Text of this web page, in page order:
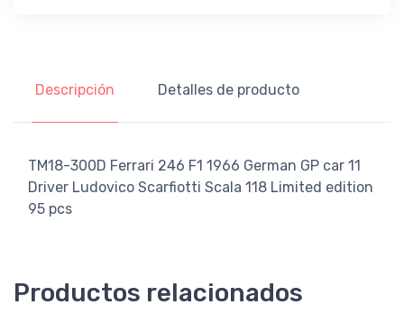
Descripción Detalles de producto
TM18-300D Ferrari 246 F1 1966 German GP car 11
Driver Ludovico Scarfiotti Scala 118 Limited edition
95 pcs
Productos relacionados